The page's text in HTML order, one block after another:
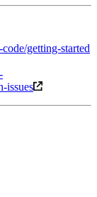
getting-started
issues